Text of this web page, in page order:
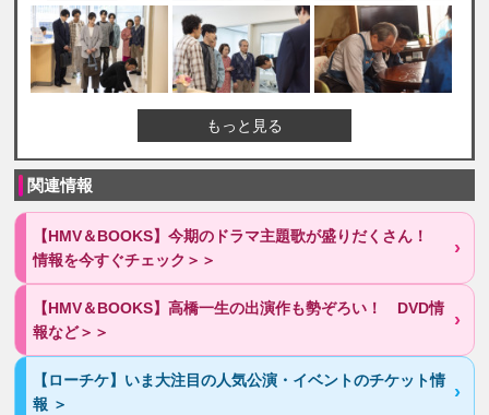
もっと見る
関連情報
【HMV＆BOOKS】今期のドラマ主題歌が盛りだくさん！
情報を今すぐチェック＞＞
【HMV＆BOOKS】高橋一生の出演作も勢ぞろい！ DVD情
報など＞＞
【ローチケ】いま大注目の人気公演・イベントのチケット情
報 ＞